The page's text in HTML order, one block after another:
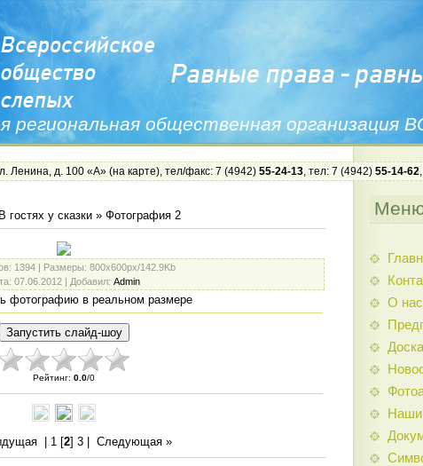
региональная общественная организация
Ленина, д. 100 «А» (на карте), тел/факс: 7 (4942) 55-24-13, тел: 7 (4942) 55-14-62
В гостях у сказки » Фотография 2
: 1394 | Размеры: 800x600px/142.9Kb
: 07.06.2012 | Добавил: Admin
фотографию в реальном размере
Рейтинг: 0.0/0
| 1[2] 3| Следующая »
О нас
Наши